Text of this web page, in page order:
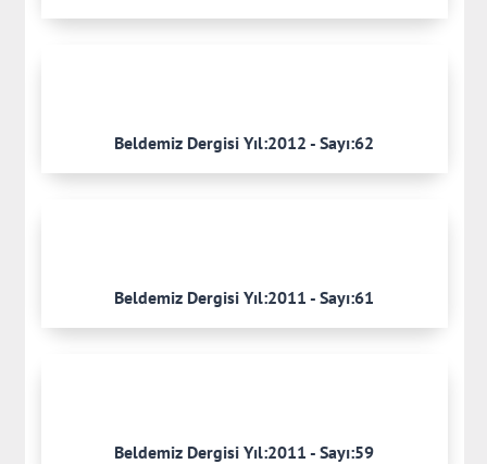
Beldemiz Dergisi Yıl:2012 - Sayı:62
Beldemiz Dergisi Yıl:2011 - Sayı:61
Beldemiz Dergisi Yıl:2011 - Sayı:59